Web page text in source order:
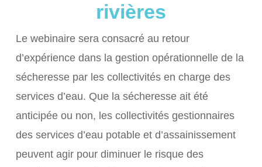
rivières
Le webinaire sera consacré au retour
d’expérience dans la gestion opérationnelle de la
sécheresse par les collectivités en charge des
services d’eau. Que la sécheresse ait été
anticipée ou non, les collectivités gestionnaires
des services d’eau potable et d’assainissement
peuvent agir pour diminuer le risque des